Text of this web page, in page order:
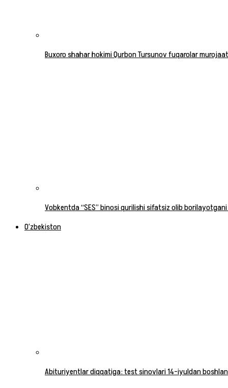
Buxoro shahar hokimi Qurbon Tursunov fuqarolar
Vobkentda “SES” binosi qurilishi sifatsiz olib
O‘zbekiston
Abituriyentlar diqqatiga: test sinovlari 14-iyuldan